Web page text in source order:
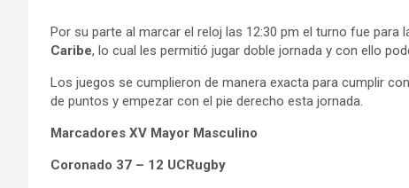
Por su parte al marcar el reloj las 12:30 pm el turno fue para
Caribe, lo cual les permitió jugar doble jornada y con ello
Los juegos se cumplieron de manera exacta para cumplir
de puntos y empezar con el pie derecho esta jornada.
Marcadores XV Mayor Masculino
Coronado 37 – 12 UCRugby